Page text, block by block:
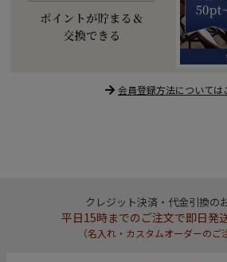
会員登録方法については
クレジット決済・代金引換の
平日15時までのご注文で即日発
（名入れ・カスタムオーダーのご